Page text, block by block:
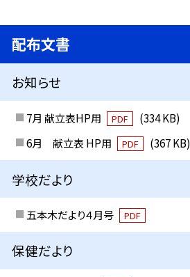
配布文書
お知らせ
7月 献立表HP用 PDF
(334 KB)
6月 献立表 HP用
PDF (367 KB)
学校だより
五本木だより４月号 PDF
保健だより